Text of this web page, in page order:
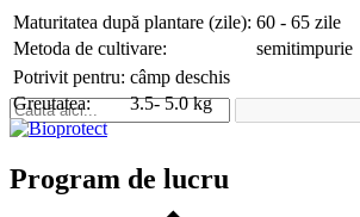
Maturitatea după plantare (zile): 60 - 65 zile
Metoda de cultivare:
semitimpurie
Potrivit pentru: câmp deschis
Greutatea:
3.5- 5.0 kg
Program de lucru